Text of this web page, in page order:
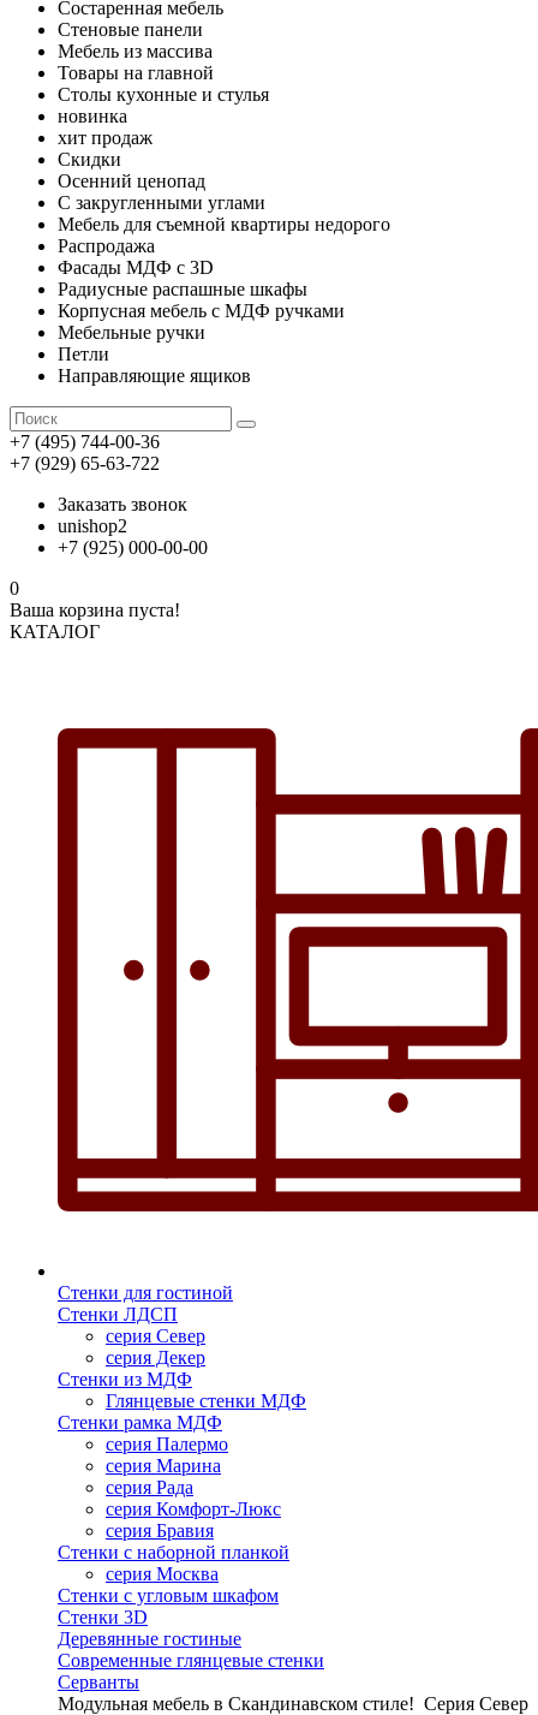
Состаренная мебель
Стеновые панели
Мебель из массива
Товары на главной
Столы кухонные и стулья
новинка
хит продаж
Скидки
Осенний ценопад
С закругленными углами
Мебель для съемной квартиры недорого
Распродажа
Фасады МДФ с 3D
Радиусные распашные шкафы
Корпусная мебель с МДФ ручками
Мебельные ручки
Петли
Направляющие ящиков
+7 (495) 744-00-36
+7 (929) 65-63-722
Заказать звонок
unishop2
+7 (925) 000-00-00
0
Ваша корзина пуста!
КАТАЛОГ
Стенки для гостиной
Стенки ЛДСП
серия Север
серия Декер
Стенки из МДФ
Глянцевые стенки МДФ
Стенки рамка МДФ
серия Палермо
серия Марина
серия Рада
серия Комфорт-Люкс
серия Бравия
Стенки с наборной планкой
серия Москва
Стенки с угловым шкафом
Стенки 3D
Деревянные гостиные
Современные глянцевые стенки
Серванты
Модульная мебель в Скандинавском стиле! Серия Север